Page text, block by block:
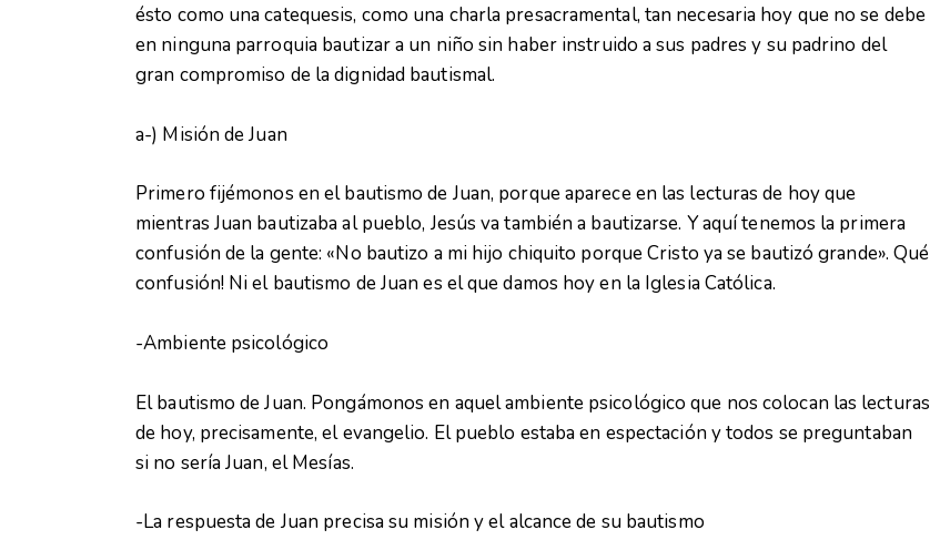
ésto como una catequesis, como una charla presacramental, tan necesaria hoy que no se debe
en ninguna parroquia bautizar a un niño sin haber instruido a sus padres y su padrino del
gran compromiso de la dignidad bautismal.
a-) Misión de Juan
Primero fijémonos en el bautismo de Juan, porque aparece en las lecturas de hoy que
mientras Juan bautizaba al pueblo, Jesús va también a bautizarse. Y aquí tenemos la primera
confusión de la gente: «No bautizo a mi hijo chiquito porque Cristo ya se bautizó grande». Qué
confusión! Ni el bautismo de Juan es el que damos hoy en la Iglesia Católica.
-Ambiente psicológico
El bautismo de Juan. Pongámonos en aquel ambiente psicológico que nos colocan las lecturas
de hoy, precisamente, el evangelio. El pueblo estaba en espectación y todos se preguntaban
si no sería Juan, el Mesías.
-La respuesta de Juan precisa su misión y el alcance de su bautismo